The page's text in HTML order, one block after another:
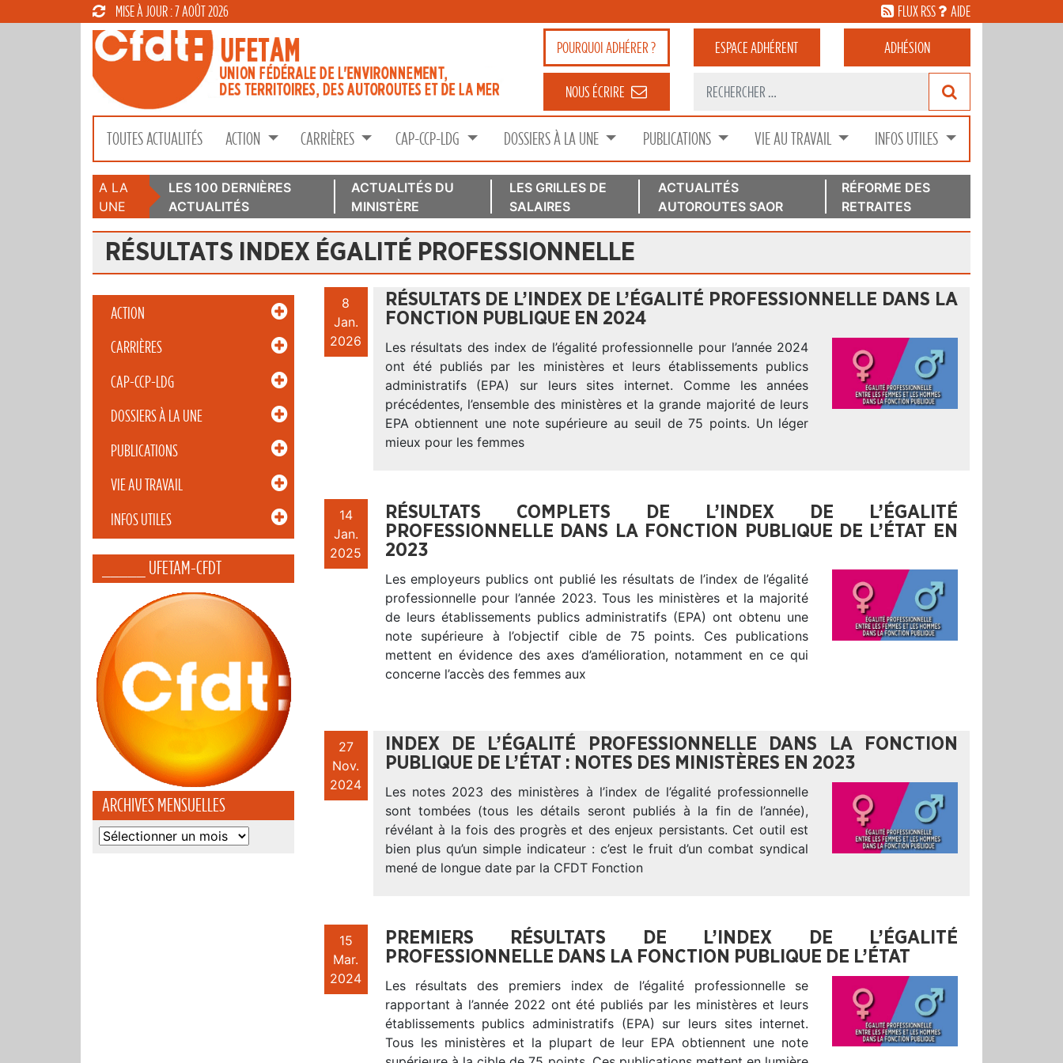
MISE À JOUR : 7 AOÛT 2026 FLUX RSS AIDE
POURQUOIADHÉRER ? ESPACEADHÉRENT ADHÉSION
NOUS ÉCRIRE
TOUTES ACTUALITÉS ACTION CARRIÈRES CAP-CCP-LDG DOSSIERS À LA UNE PUBLICATIONS VIE AU TRAVAIL INFOS UTILES
A LA
UNE
LES 100 DERNIÈRES
ACTUALITÉS
ACTUALITÉS DU
MINISTÈRE
LES GRILLES DE
SALAIRES
ACTUALITÉS
AUTOROUTES SAOR
RÉFORME DES
RETRAITES
RÉSULTATS INDEX ÉGALITÉ PROFESSIONNELLE
ACTION
CARRIÈRES
CAP-CCP-LDG
DOSSIERS À LA UNE
PUBLICATIONS
VIE AU TRAVAIL
INFOS UTILES
_____ UFETAM-CFDT
ARCHIVES MENSUELLES
Archives
8
Jan.
2026
RÉSULTATS DE L’INDEX DE L’ÉGALITÉ PROFESSIONNELLE DANS LA
FONCTION PUBLIQUE EN 2024
Les résultats des index de l’égalité professionnelle pour l’année 2024
ont été publiés par les ministères et leurs établissements publics
administratifs (EPA) sur leurs sites internet. Comme les années
précédentes, l’ensemble des ministères et la grande majorité de leurs
EPA obtiennent une note supérieure au seuil de 75 points. Un léger
mieux pour les femmes
14
Jan.
2025
RÉSULTATS COMPLETS DE L’INDEX DE L’ÉGALITÉ
PROFESSIONNELLE DANS LA FONCTION PUBLIQUE DE L’ÉTAT EN
2023
Les employeurs publics ont publié les résultats de l’index de l’égalité
professionnelle pour l’année 2023. Tous les ministères et la majorité
de leurs établissements publics administratifs (EPA) ont obtenu une
note supérieure à l’objectif cible de 75 points. Ces publications
mettent en évidence des axes d’amélioration, notamment en ce qui
concerne l’accès des femmes aux
27
Nov.
2024
INDEX DE L’ÉGALITÉ PROFESSIONNELLE DANS LA FONCTION
PUBLIQUE DE L’ÉTAT : NOTES DES MINISTÈRES EN 2023
Les notes 2023 des ministères à l’index de l’égalité professionnelle
sont tombées (tous les détails seront publiés à la fin de l’année),
révélant à la fois des progrès et des enjeux persistants. Cet outil est
bien plus qu’un simple indicateur : c’est le fruit d’un combat syndical
mené de longue date par la CFDT Fonction
15
Mar.
2024
PREMIERS RÉSULTATS DE L’INDEX DE L’ÉGALITÉ
PROFESSIONNELLE DANS LA FONCTION PUBLIQUE DE L’ÉTAT
Les résultats des premiers index de l’égalité professionnelle se
rapportant à l’année 2022 ont été publiés par les ministères et leurs
établissements publics administratifs (EPA) sur leurs sites internet.
Tous les ministères et la plupart de leur EPA obtiennent une note